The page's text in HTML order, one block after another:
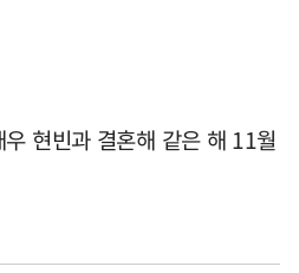
현빈과 결혼해 같은 해 11월